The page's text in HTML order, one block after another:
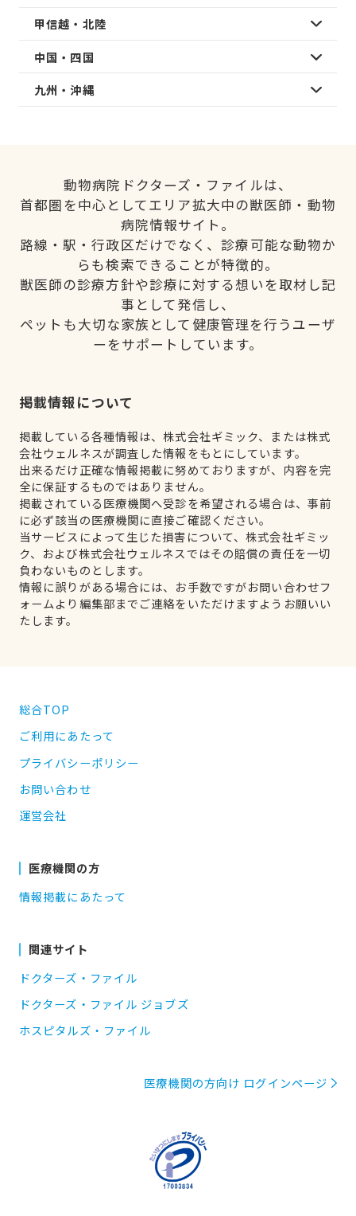
甲信越・北陸
中国・四国
九州・沖縄
動物病院ドクターズ・ファイルは、
首都圏を中心としてエリア拡大中の獣医師・動物
病院情報サイト。
路線・駅・行政区だけでなく、診療可能な動物か
らも検索できることが特徴的。
獣医師の診療方針や診療に対する想いを取材し記
事として発信し、
ペットも大切な家族として健康管理を行うユーザ
ーをサポートしています。
掲載情報について
掲載している各種情報は、株式会社ギミック、または株式
会社ウェルネスが調査した情報をもとにしています。
出来るだけ正確な情報掲載に努めておりますが、内容を完
全に保証するものではありません。
掲載されている医療機関へ受診を希望される場合は、事前
に必ず該当の医療機関に直接ご確認ください。
当サービスによって生じた損害について、株式会社ギミッ
ク、および株式会社ウェルネスではその賠償の責任を一切
負わないものとします。
情報に誤りがある場合には、お手数ですがお問い合わせフ
ォームより編集部までご連絡をいただけますようお願いい
たします。
総合TOP
ご利用にあたって
プライバシーポリシー
お問い合わせ
運営会社
医療機関の方
情報掲載にあたって
関連サイト
ドクターズ・ファイル
ドクターズ・ファイル ジョブズ
ホスピタルズ・ファイル
医療機関の方向け ログインページ